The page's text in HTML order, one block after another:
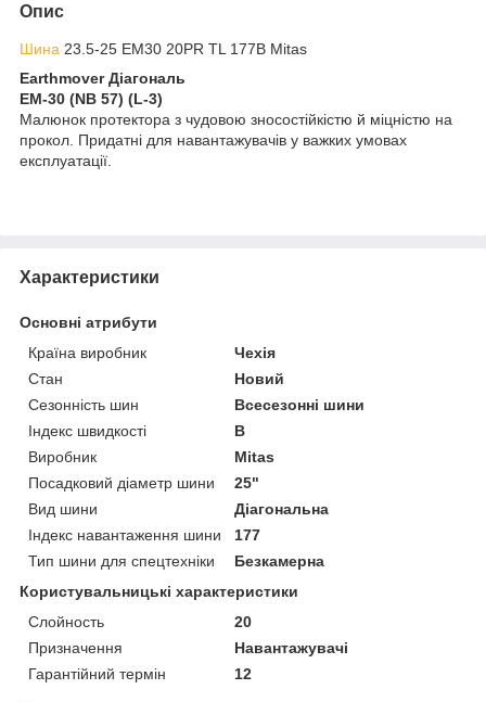
Опис
Шина 23.5-25 EM30 20PR TL 177B Mitas
Earthmover Діагональ
EM-30 (NB 57) (L-3)
Малюнок протектора з чудовою зносостійкістю й міцністю на
прокол. Придатні для навантажувачів у важких умовах
експлуатації.
Характеристики
Основні атрибути
Країна виробник
Чехія
Стан
Новий
Сезонність шин
Всесезонні шини
Індекс швидкості
B
Виробник
Mitas
Посадковий діаметр шини
25"
Вид шини
Діагональна
Індекс навантаження шини
177
Тип шини для спецтехніки
Безкамерна
Користувальницькі характеристики
Слойность
20
Призначення
Навантажувачі
Гарантійний термін
12